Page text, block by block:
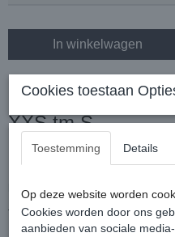
In winkelwagen
Funkylicious
XXS tm S
licht, elegant en tot in de
Top hondentuigje uit eco-leder
Funkylicious!
Cookies toestaan
Toestemming Details
Op deze website worden
Cookies worden door ons
aanbieden van sociale